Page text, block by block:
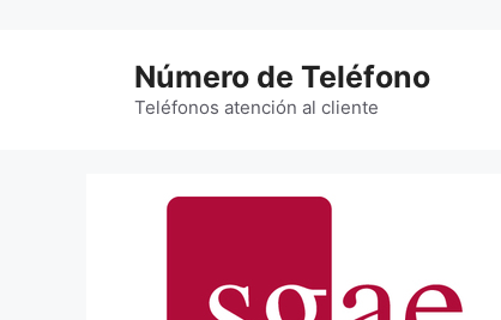
Número de Teléfono
Teléfonos atención al cliente